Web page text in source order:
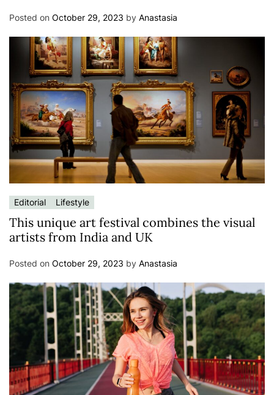
Posted on October 29, 2023 by Anastasia
Editorial Lifestyle
This unique art festival combines the visual
artists from India and UK
Posted on October 29, 2023 by Anastasia